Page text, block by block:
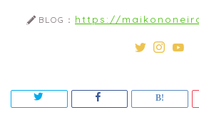
BLOG： https://